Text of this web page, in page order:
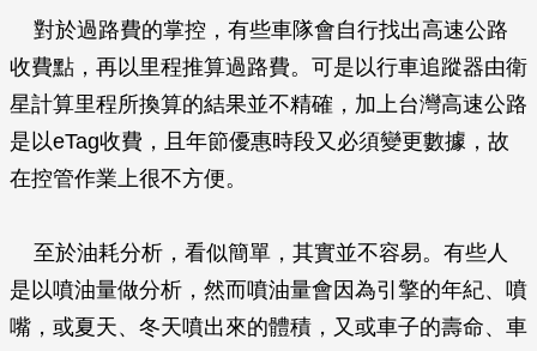
對於過路費的掌控，有些車隊會自行找出高速公路
收費點，再以里程推算過路費。可是以行車追蹤器由衛
星計算里程所換算的結果並不精確，加上台灣高速公路
是以eTag收費，且年節優惠時段又必須變更數據，故
在控管作業上很不方便。
至於油耗分析，看似簡單，其實並不容易。有些人
是以噴油量做分析，然而噴油量會因為引擎的年紀、噴
嘴，或夏天、冬天噴出來的體積，又或車子的壽命、車